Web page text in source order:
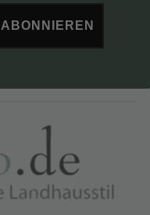
ABONNIEREN